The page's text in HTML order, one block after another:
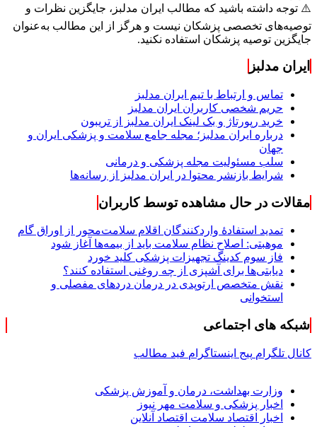
⚠️ توجه داشته باشید که مطالب ایران مدلبز، جایگزین نظرات و
توصیه‌های تخصصی پزشکان نیست و هرگز از این مطالب به‌عنوان
جایگزین توصیه پزشکان استفاده نکنید.
ایران مدلبز
تماس و ارتباط با تیم ایران مدلبز
حریم شخصی کاربران ایران مدلبز
خرید رپورتاژ و بک لینک ایران مدلبز از تریبون
درباره ایران مدلبز؛ مجله جامع سلامت و پزشکی ایران و
جهان
سلب مسئولیت مجله پزشکی و درمانی
شرایط بازنشر محتوا در ایران مدلبز از رسانه‌ها
مقالات در حال مشاهده توسط کاربران
تمدید استفادۀ واردکنندگان اقلام سلامت‌محور از اوراق گام
موهبتی: اصلاح نظام سلامت باید از بیمه‌ها آغاز شود
فاز سوم کدینگ تجهیزات پزشکی کلید خورد
دیابتی‌ها برای آشپزی از چه روغنی استفاده کنند؟
نقش متخصص ارتوپدی در درمان دردهای مفصلی و
استخوانی
شبکه های اجتماعی
کانال تلگرام پیج اینستاگرام فید مطالب
وزارت بهداشت، درمان و آموزش پزشکی
اخبار پزشکی و سلامت مهر نیوز
اخبار اقتصاد سلامت اقتصاد آنلاین